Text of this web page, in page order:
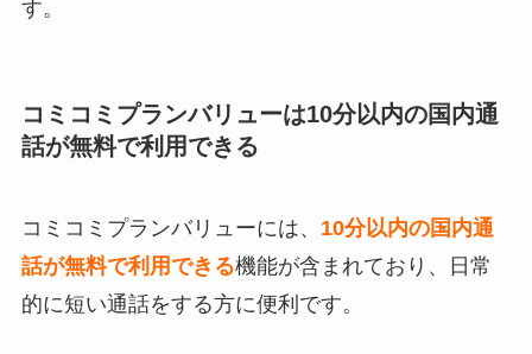
す。
コミコミプランバリューは10分以内の国内通
話が無料で利用できる
コミコミプランバリューには、 10分以内の国内通
話が無料で利用できる機能が含まれており、日常
的に短い通話をする方に便利です。